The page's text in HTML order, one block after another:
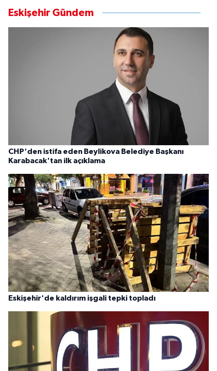
Eskişehir Gündem
CHP'den istifa eden Beylikova Belediye Başkanı
Karabacak'tan ilk açıklama
Eskişehir'de kaldırım işgali tepki topladı